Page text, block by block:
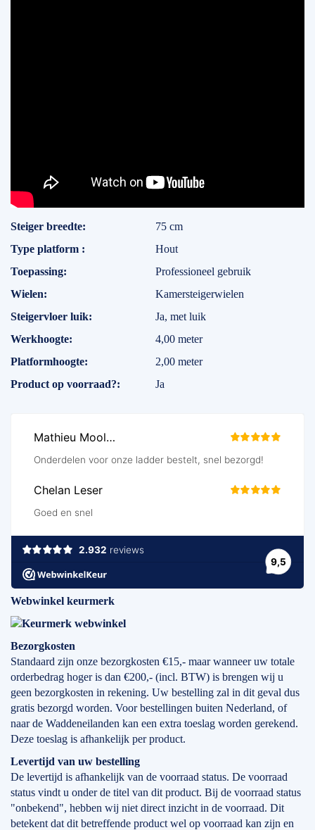
Specificaties
Steiger breedte
75 cm
Type platform
Hout
Toepassing
Professioneel gebruik
Wielen
Kamersteigerwielen
Steigervloer luik
Ja, met luik
Werkhoogte
4,00 meter
Platformhoogte
2,00 meter
Product op voorraad?
Ja
Webwinkel keurmerk
Bezorgkosten
Standaard zijn onze bezorgkosten €15,- maar wanneer uw totale
orderbedrag hoger is dan €200,- (incl. BTW) is brengen wij u
geen bezorgkosten in rekening. Uw bestelling zal in dit geval dus
gratis bezorgd worden. Voor bestellingen buiten Nederland, of
naar de Waddeneilanden kan een extra toeslag worden gerekend.
Deze toeslag is afhankelijk per product.
Levertijd van uw bestelling
De levertijd is afhankelijk van de voorraad status. De voorraad
status vindt u onder de titel van dit product. Bij de voorraad status
"onbekend", hebben wij niet direct inzicht in de voorraad. Dit
betekent dat dit betreffende product wel op voorraad kan zijn en